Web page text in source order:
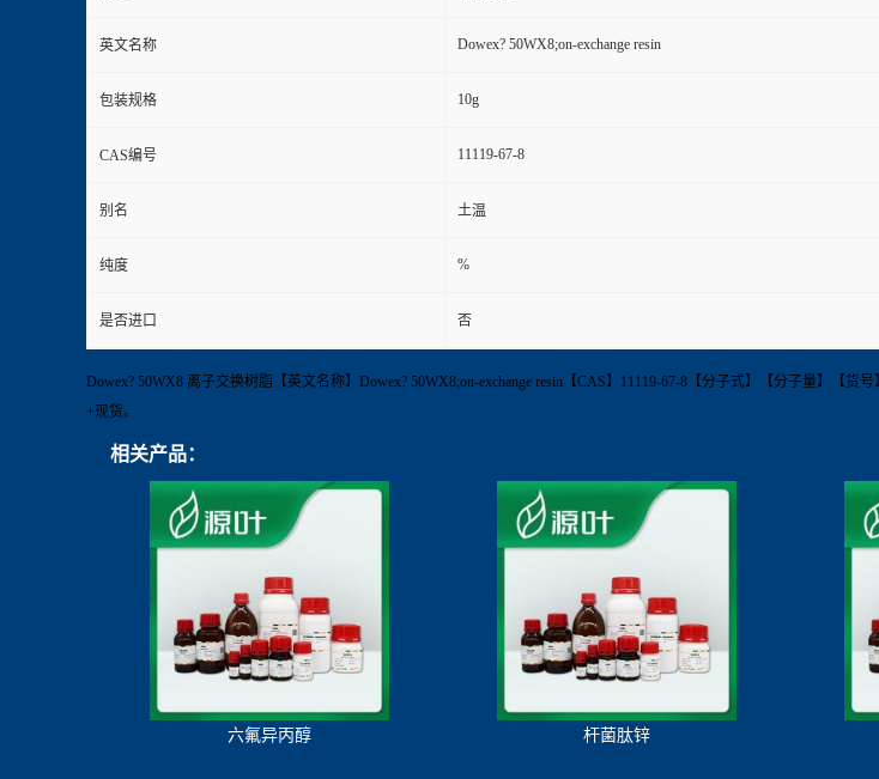
英文名称 Dowex? 50WX8;on-exchange resin
包装规格 10g
CAS编号 11119-67-8
别名 土温
纯度 %
是否进口 否
Dowex? 50WX8 离子交换树脂【英文名称】Dowex? 50WX8;on-exchange resin【CAS】11119-67-8【分子式】【分子量】【
+现货。
相关产品：
六氟异丙醇 杆菌肽锌